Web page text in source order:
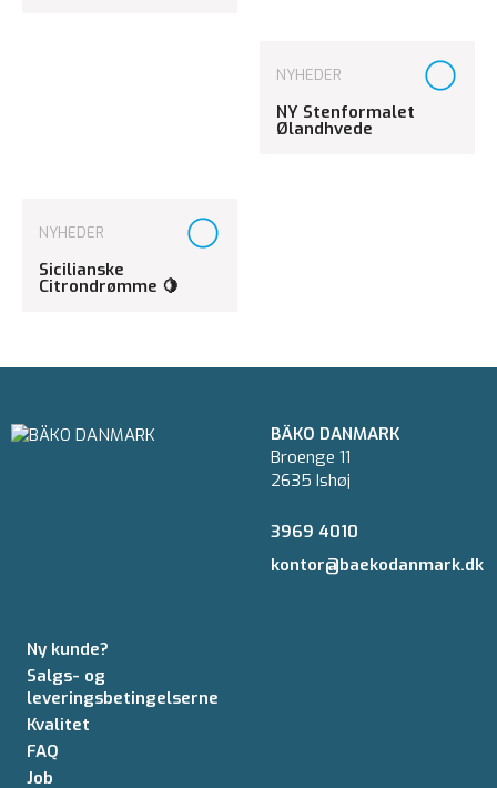
NYHEDER
NY Stenformalet
Ølandhvede
NYHEDER
Sicilianske
Citrondrømme 🍋
BÄKO DANMARK
Broenge 11
2635 Ishøj
3969 4010
kontor@baekodanmark.dk
Ny kunde?
Salgs- og
leveringsbetingelserne
Kvalitet
FAQ
Job